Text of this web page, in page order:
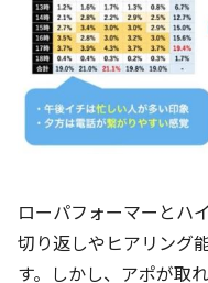
ローパフォーマーとハ
切り返しやヒアリング
す。しかし、アポが取